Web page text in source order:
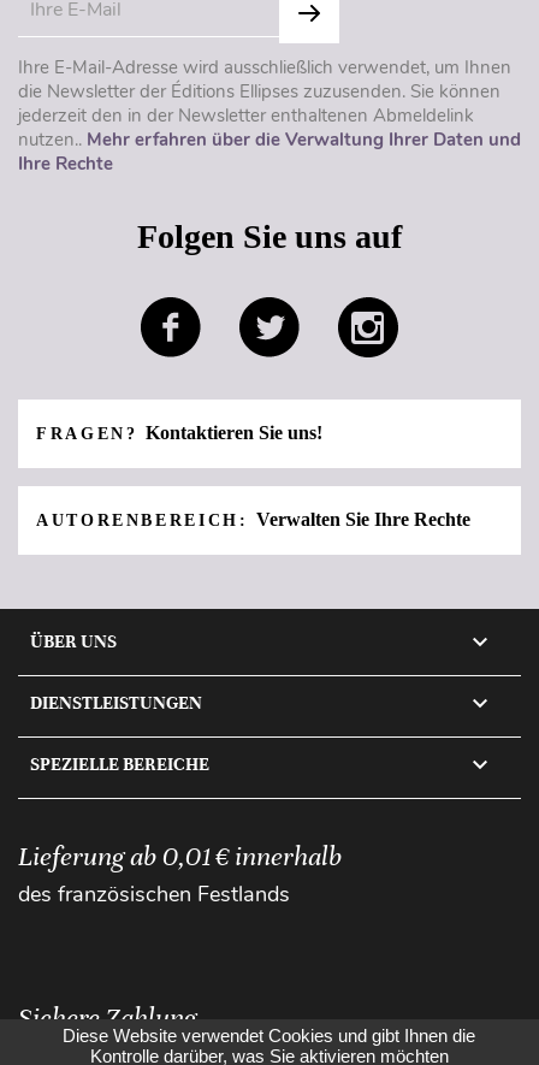
Ihre E-Mail-Adresse wird ausschließlich verwendet, um Ihnen
die Newsletter der Éditions Ellipses zuzusenden. Sie können
jederzeit den in der Newsletter enthaltenen Abmeldelink
nutzen.. Mehr erfahren über die Verwaltung Ihrer Daten und
Ihre Rechte
Folgen Sie uns auf
FRAGEN?Kontaktieren Sie uns!
AUTORENBEREICH:Verwalten Sie Ihre Rechte
ÜBER UNS 
DIENSTLEISTUNGEN 
SPEZIELLE BEREICHE 
Lieferung ab 0,01 € innerhalb
des französischen Festlands
Sichere Zahlung
Diese Website verwendet Cookies und gibt Ihnen die
Kontrolle darüber, was Sie aktivieren möchten